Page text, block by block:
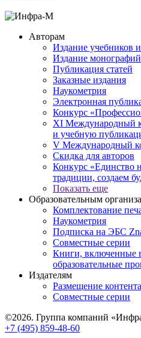
Авторам
Издание учебников
Издание монографий
Публикация статей
Заказные издания
Наукометрия
Электронная
Конкурс
XI Международный
и учебную
V Международный
Скидка для авторов
Конкурс «Единство
традиции, создаем
Показать еще
Образовательным
Комплектование
Наукометрия
Подписка на ЭБС
Совместные серии
Книги, включенные
образовательные
Издателям
Размещение
Совместные серии
©2026. Группа компаний
+7 (495) 859-48-60